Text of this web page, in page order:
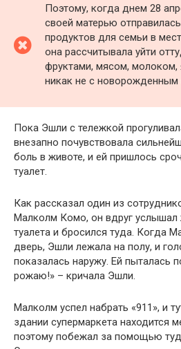
Поэтому, когда днем 28
своей матерью
продуктов для семьи в
она рассчитывала уйти
фруктами, мясом, молоком,
никак не с новорожденным
Пока Эшли с тележкой
внезапно почувствовала
боль в животе, и ей пришлось
туалет.
Как рассказал один из
Малколм Комо, он вдруг услышал
туалета и бросился туда. Когда
дверь, Эшли лежала на полу, и
показалась наружу. Ей пыталась
рожаю!» – кричала Эшли.
Малколм успел набрать «911», и
здании супермаркета находится
поэтому побежал за помощью